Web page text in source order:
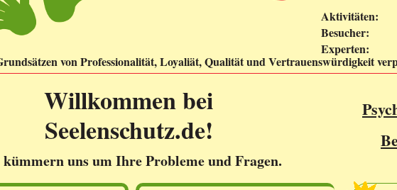
Aktivitäten:
Besucher:
Experten:
von Professionalität, Loyaliät, Qualität und Vertrauenswürdigkeit
Willkommen bei
Seelenschutz.de!
uns um Ihre Probleme und Fragen.